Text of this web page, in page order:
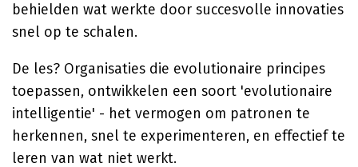
behielden wat werkte door succesvolle innovaties
snel op te schalen.
De les? Organisaties die evolutionaire principes
toepassen, ontwikkelen een soort 'evolutionaire
intelligentie' - het vermogen om patronen te
herkennen, snel te experimenteren, en effectief te
leren van wat niet werkt.